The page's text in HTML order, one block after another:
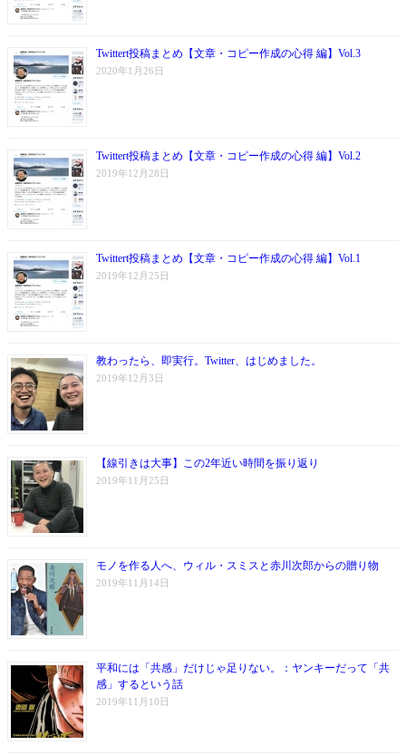
Twittert投稿まとめ【文章・コピー作成の心得 編】Vol.3
2020年1月26日
Twittert投稿まとめ【文章・コピー作成の心得 編】Vol.2
2019年12月28日
Twittert投稿まとめ【文章・コピー作成の心得 編】Vol.1
2019年12月25日
教わったら、即実行。Twitter、はじめました。
2019年12月3日
【線引きは大事】この2年近い時間を振り返り
2019年11月25日
モノを作る人へ、ウィル・スミスと赤川次郎からの贈り物
2019年11月14日
平和には「共感」だけじゃ足りない。：ヤンキーだって「共
感」するという話
2019年11月10日